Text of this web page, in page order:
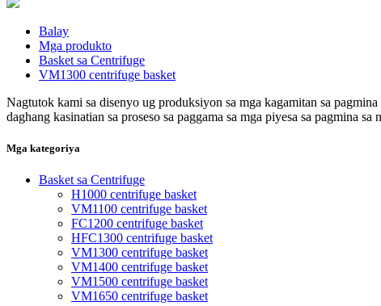
Balay
Mga produkto
Basket sa Centrifuge
VM1300 centrifuge basket
Nagtutok kami sa disenyo ug produksiyon sa mga kagamitan sa
daghang kasinatian sa proseso sa paggama sa mga piyesa sa pagmina
Mga kategoriya
Basket sa Centrifuge
H1000 centrifuge basket
VM1100 centrifuge basket
FC1200 centrifuge basket
HFC1300 centrifuge basket
VM1300 centrifuge basket
VM1400 centrifuge basket
VM1500 centrifuge basket
VM1650 centrifuge basket